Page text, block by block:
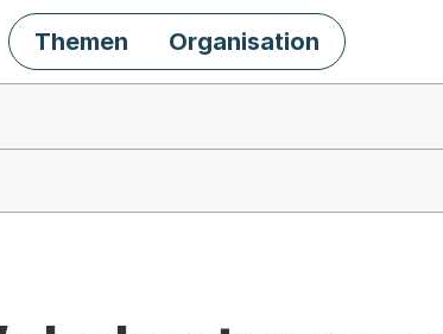
Themen Organisation